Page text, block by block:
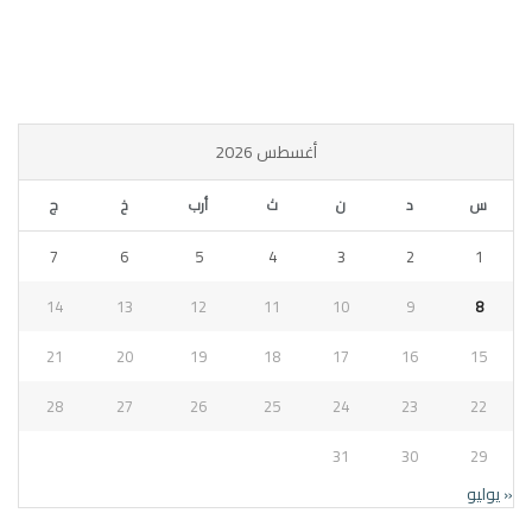
أغسطس 2026
س د ن ث أرب خ ج
1
2
3
4
5
6
7
8
9
10
11
12
13
14
15
16
17
18
19
20
21
22
23
24
25
26
27
28
29
30
31
« يوليو